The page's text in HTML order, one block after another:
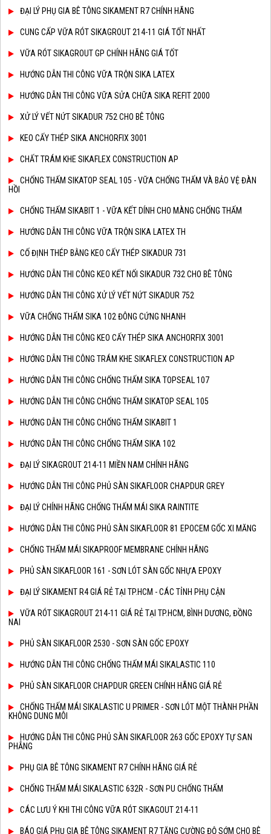
ĐẠI LÝ PHỤ GIA BÊ TÔNG SIKAMENT R7 CHÍNH HÃNG
CUNG CẤP VỮA RÓT SIKAGROUT 214-11 GIÁ TỐT NHẤT
VỮA RÓT SIKAGROUT GP CHÍNH HÃNG GIÁ TỐT
HƯỚNG DẪN THI CÔNG VỮA TRỘN SIKA LATEX
HƯỚNG DẪN THI CÔNG VỮA SỬA CHỮA SIKA REFIT 2000
XỬ LÝ VẾT NỨT SIKADUR 752 CHO BÊ TÔNG
KEO CẤY THÉP SIKA ANCHORFIX 3001
CHẤT TRÁM KHE SIKAFLEX CONSTRUCTION AP
CHỐNG THẤM SIKATOP SEAL 105 - VỮA CHỐNG THẤM VÀ BẢO VỆ ĐÀN
HỒI
CHỐNG THẤM SIKABIT 1 - VỮA KẾT DÍNH CHO MÀNG CHỐNG THẤM
HƯỚNG DẪN THI CÔNG VỮA TRỘN SIKA LATEX TH
CỐ ĐỊNH THÉP BẰNG KEO CẤY THÉP SIKADUR 731
HƯỚNG DẪN THI CÔNG KEO KẾT NỐI SIKADUR 732 CHO BÊ TÔNG
HƯỚNG DẪN THI CÔNG XỬ LÝ VẾT NỨT SIKADUR 752
VỮA CHỐNG THẤM SIKA 102 ĐÔNG CỨNG NHANH
HƯỚNG DẪN THI CÔNG KEO CẤY THÉP SIKA ANCHORFIX 3001
HƯỚNG DẪN THI CÔNG TRÁM KHE SIKAFLEX CONSTRUCTION AP
HƯỚNG DẪN THI CÔNG CHỐNG THẤM SIKA TOPSEAL 107
HƯỚNG DẪN THI CÔNG CHỐNG THẤM SIKATOP SEAL 105
HƯỚNG DẪN THI CÔNG CHỐNG THẤM SIKABIT 1
HƯỚNG DẪN THI CÔNG CHỐNG THẤM SIKA 102
ĐẠI LÝ SIKAGROUT 214-11 MIỀN NAM CHÍNH HÃNG
HƯỚNG DẪN THI CÔNG PHỦ SÀN SIKAFLOOR CHAPDUR GREY
ĐẠI LÝ CHÍNH HÃNG CHỐNG THẤM MÁI SIKA RAINTITE
HƯỚNG DẪN THI CÔNG PHỦ SÀN SIKAFLOOR 81 EPOCEM GỐC XI MĂNG
CHỐNG THẤM MÁI SIKAPROOF MEMBRANE CHÍNH HÃNG
PHỦ SÀN SIKAFLOOR 161 - SƠN LÓT SÀN GỐC NHỰA EPOXY
ĐẠI LÝ SIKAMENT R4 GIÁ RẺ TẠI TP.HCM - CÁC TỈNH PHỤ CẬN
VỮA RÓT SIKAGROUT 214-11 GIÁ RẺ TẠI TP.HCM, BÌNH DƯƠNG, ĐỒNG
NAI
PHỦ SÀN SIKAFLOOR 2530 - SƠN SÀN GỐC EPOXY
HƯỚNG DẪN THI CÔNG CHỐNG THẤM MÁI SIKALASTIC 110
PHỦ SÀN SIKAFLOOR CHAPDUR GREEN CHÍNH HÃNG GIÁ RẺ
CHỐNG THẤM MÁI SIKALASTIC U PRIMER - SƠN LÓT MỘT THÀNH PHẦN
KHÔNG DUNG MÔI
HƯỚNG DẪN THI CÔNG PHỦ SÀN SIKAFLOOR 263 GỐC EPOXY TỰ SAN
PHẲNG
PHỤ GIA BÊ TÔNG SIKAMENT R7 CHÍNH HÃNG GIÁ RẺ
CHỐNG THẤM MÁI SIKALASTIC 632R - SƠN PU CHỐNG THẤM
CÁC LƯU Ý KHI THI CÔNG VỮA RÓT SIKAGOUT 214-11
BÁO GIÁ PHỤ GIA BÊ TÔNG SIKAMENT R7 TĂNG CƯỜNG ĐỘ SỚM CHO BÊ